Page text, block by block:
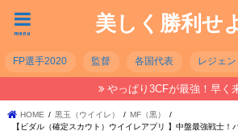
美しく勝利せ
menu
FP選手2020 監督 各国代表 レジェン
やっぱり3CFが最強！早く
HOME 黒玉（ウイイレ）
MF（黒）
【ビダル（確定スカウト）ウイイレアプリ 】中盤最強戦士！